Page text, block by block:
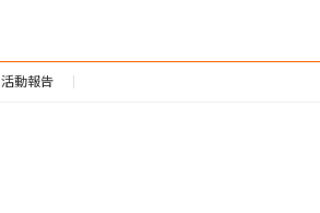
活動報告